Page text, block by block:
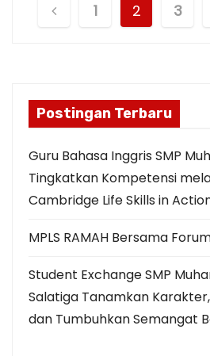
t
s
p
a
g
i
n
1 2 3
Postingan Terbaru
Guru Bahasa Inggris SMP
Tingkatkan Kompetensi
Cambridge Life Skills in
MPLS RAMAH Bersama
Student Exchange SMP
Salatiga Tanamkan
dan Tumbuhkan Semangat